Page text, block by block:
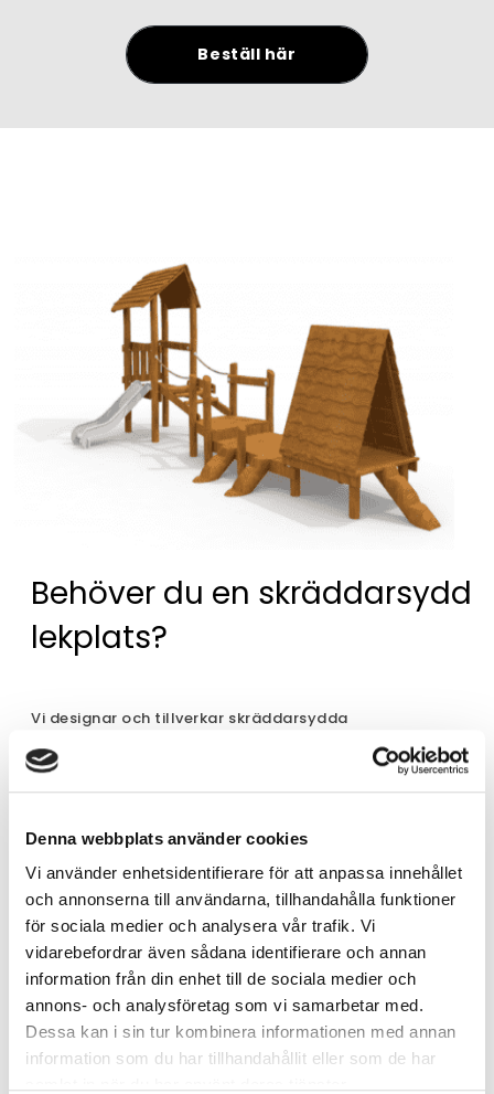
Denna webbplats använder cookies
Vi använder enhetsidentifierare för att anpassa innehållet
och annonserna till användarna, tillhandahålla funktioner
för sociala medier och analysera vår trafik. Vi
vidarebefordrar även sådana identifierare och annan
information från din enhet till de sociala medier och
annons- och analysföretag som vi samarbetar med.
Dessa kan i sin tur kombinera informationen med annan
information som du har tillhandahållit eller som de har
Beställ här
Behöver du en skräddarsydd
lekplats?
Vi designar och tillverkar skräddarsydda
lekplatsprojekt. Kontakta oss!